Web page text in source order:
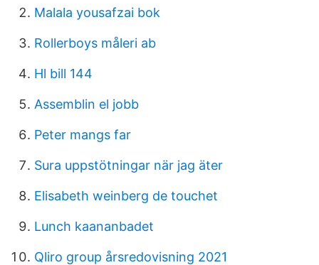
Malala yousafzai bok
Rollerboys måleri ab
Hl bill 144
Assemblin el jobb
Peter mangs far
Sura uppstötningar när jag äter
Elisabeth weinberg de touchet
Lunch kaananbadet
Qliro group årsredovisning 2021